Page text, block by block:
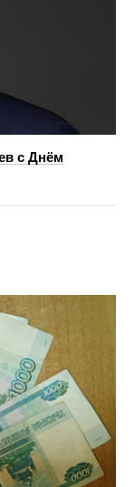
с Днём